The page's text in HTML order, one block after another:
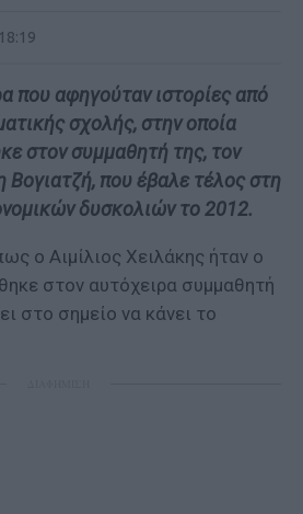
που αφηγούταν ιστορίες από
σχολής, στην οποία
στον συμμαθητή της, τον
Βογιατζή, που έβαλε τέλος στη
δυσκολιών το 2012.
ο Αιμίλιος Χειλάκης ήταν ο
στον αυτόχειρα συμμαθητή
στο σημείο να κάνει το